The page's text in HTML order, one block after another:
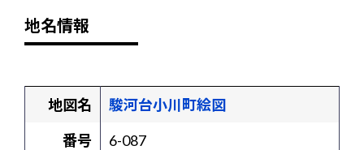
地名情報
地図名
駿河台小川町絵図
番号
6-087